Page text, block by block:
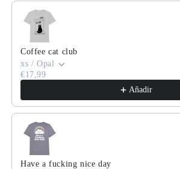
Coffee cat club
xs / Opal
€17,99
Añadir
Have a fucking nice day